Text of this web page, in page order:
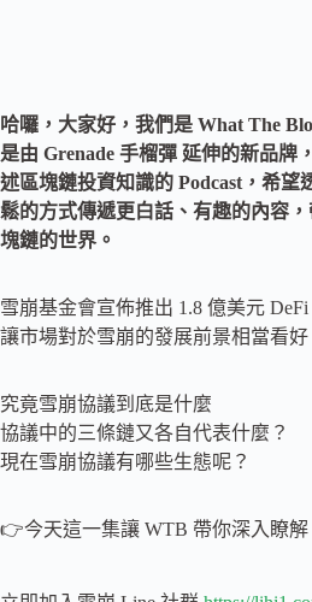
哈囉，大家好，我們是 What The
是由 Grenade 手榴彈 延伸的新品牌
述區塊鏈投資知識的 Podcast，希望
鬆的方式傳遞更白話、有趣的內容
塊鏈的世界。
雪崩基金會宣佈推出 1.8 億美元 DeFi
讓市場對於雪崩的發展前景相當看好
究竟雪崩協議到底是什麼
協議中的三條鏈又各自代表什麼？
現在雪崩協議有哪些生態呢？
👉今天這一集讓 WTB 帶你深入瞭解